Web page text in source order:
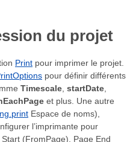
du projet
Print pour imprimer le projet.
pour définir différents
Timescale, startDate,
et plus. Une autre
Espace de noms),
l’imprimante pour
(FromPage), Page End